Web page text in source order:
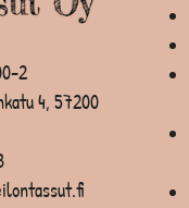
2
4, 57200